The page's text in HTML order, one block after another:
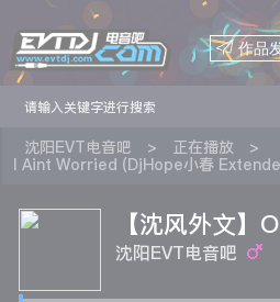
 作品
沈阳EVT电音吧 > 正在播放 >
I Aint Worried (DjHope小春
【沈风外文】
- I Aint
沈阳EVT电音吧